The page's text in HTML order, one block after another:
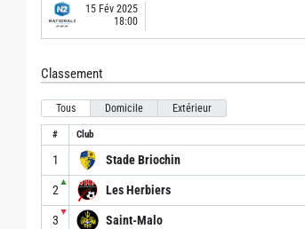
15 Fév 2025
18:00
Classement
Tous Domicile Extérieur
# Club
1 Stade Briochin
2
▲
Les Herbiers
3
▼
Saint-Malo